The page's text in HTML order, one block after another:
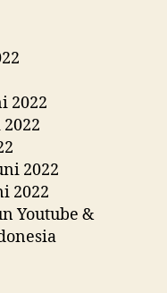
2022
2022
2022
Youtube &